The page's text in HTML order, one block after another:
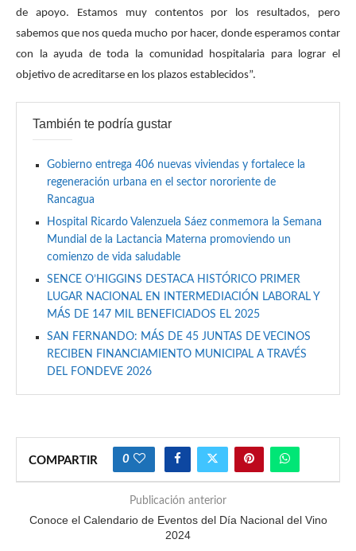
de apoyo. Estamos muy contentos por los resultados, pero
sabemos que nos queda mucho por hacer, donde esperamos contar
con la ayuda de toda la comunidad hospitalaria para lograr el
objetivo de acreditarse en los plazos establecidos”.
También te podría gustar
Gobierno entrega 406 nuevas viviendas y fortalece la
regeneración urbana en el sector nororiente de
Rancagua
Hospital Ricardo Valenzuela Sáez conmemora la Semana
Mundial de la Lactancia Materna promoviendo un
comienzo de vida saludable
SENCE O’HIGGINS DESTACA HISTÓRICO PRIMER
LUGAR NACIONAL EN INTERMEDIACIÓN LABORAL Y
MÁS DE 147 MIL BENEFICIADOS EL 2025
SAN FERNANDO: MÁS DE 45 JUNTAS DE VECINOS
RECIBEN FINANCIAMIENTO MUNICIPAL A TRAVÉS
DEL FONDEVE 2026
COMPARTIR 0
Publicación anterior
Conoce el Calendario de Eventos del Día Nacional del Vino
2024